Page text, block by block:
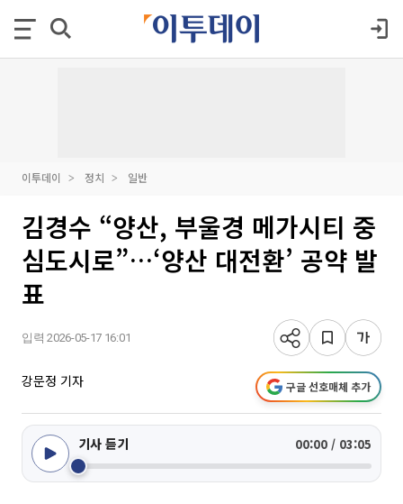
이투데이 정치 일반
김경수 “양산, 부울경 메가시티 중
심도시로”…‘양산 대전환’ 공약 발
표
입력 2026-05-17 16:01
강문정 기자 구글 선호매체 추가
기사 듣기 00:00 / 03:05